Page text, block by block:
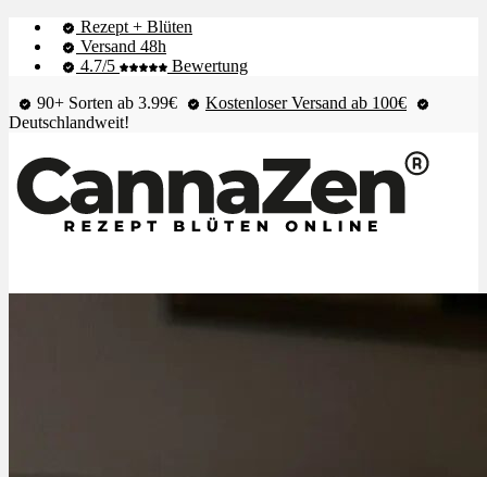
Rezept + Blüten
Versand 48h
4.7/5
Bewertung
90+ Sorten ab 3.99€
Kostenloser Versand ab 100€
Deutschlandweit!